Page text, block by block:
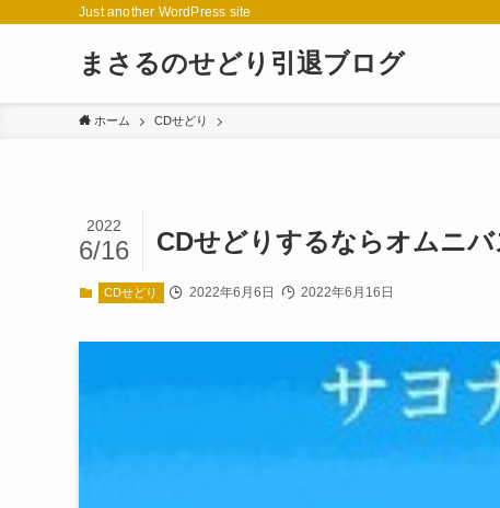
Just another WordPress site
まさるのせどり引退ブログ
ホーム CDせどり
CDせどりするならオムニ
2022
6/16
CDせどり 2022年6月6日 2022年6月16日